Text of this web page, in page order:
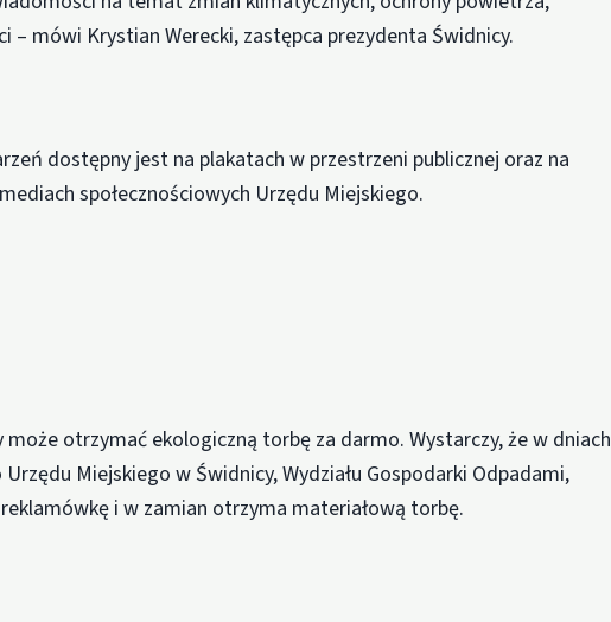
– mówi Krystian Werecki, zastępca prezydenta Świdnicy.
dostępny jest na plakatach w przestrzeni publicznej oraz na
społecznościowych Urzędu Miejskiego.
może otrzymać ekologiczną torbę za darmo. Wystarczy, że w dniach
Miejskiego w Świdnicy, Wydziału Gospodarki Odpadami,
i w zamian otrzyma materiałową torbę.